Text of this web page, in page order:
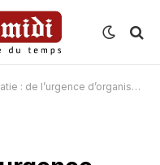
d’organiser la grande conférence des ambassadeurs, consuls, attachés militaires…